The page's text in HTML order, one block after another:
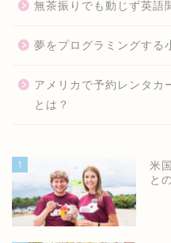
無茶振りでも動じず英語
夢をプログラミングする
アメリカで予約レンタカ
とは？
1
米
と